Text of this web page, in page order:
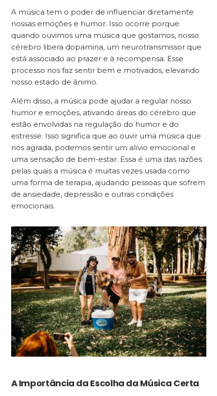
A música tem o poder de influenciar diretamente
nossas emoções e humor. Isso ocorre porque
quando ouvimos uma música que gostamos, nosso
cérebro libera dopamina, um neurotransmissor que
está associado ao prazer e à recompensa. Esse
processo nos faz sentir bem e motivados, elevando
nosso estado de ânimo.
Além disso, a música pode ajudar a regular nosso
humor e emoções, ativando áreas do cérebro que
estão envolvidas na regulação do humor e do
estresse. Isso significa que ao ouvir uma música que
nos agrada, podemos sentir um alívio emocional e
uma sensação de bem-estar. Essa é uma das razões
pelas quais a música é muitas vezes usada como
uma forma de terapia, ajudando pessoas que sofrem
de ansiedade, depressão e outras condições
emocionais.
A Importância da Escolha da Música Certa